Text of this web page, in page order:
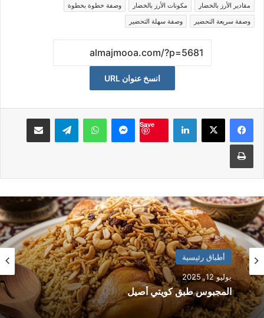
مقادير الأرز بالخضار
مكونات الأرز بالخضار
وصفة خطوة بخطوة
وصفة سريعة التحضير
وصفة سهلة التحضير
انسخ عنوان URL
لينكدإن
Save
ماسنجر واتساب تيلقرام مشاكة بواسطة البريد
طباعة
أطباق رئيسية
يوليو 12, 2025
المجبوس طبق كويتي أصيل
أطباق رئيسية
يوليو 5, 2025